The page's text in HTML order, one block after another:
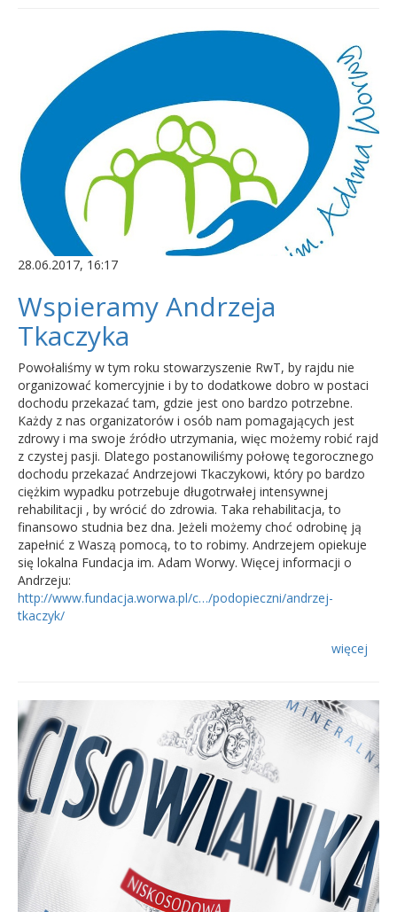
28.06.2017, 16:17
Wspieramy Andrzeja
Tkaczyka
Powołaliśmy w tym roku stowarzyszenie RwT, by rajdu nie
organizować komercyjnie i by to dodatkowe dobro w postaci
dochodu przekazać tam, gdzie jest ono bardzo potrzebne.
Każdy z nas organizatorów i osób nam pomagających jest
zdrowy i ma swoje źródło utrzymania, więc możemy robić rajd
z czystej pasji. Dlatego postanowiliśmy połowę tegorocznego
dochodu przekazać Andrzejowi Tkaczykowi, który po bardzo
ciężkim wypadku potrzebuje długotrwałej intensywnej
rehabilitacji , by wrócić do zdrowia. Taka rehabilitacja, to
finansowo studnia bez dna. Jeżeli możemy choć odrobinę ją
zapełnić z Waszą pomocą, to to robimy. Andrzejem opiekuje
się lokalna Fundacja im. Adam Worwy. Więcej informacji o
Andrzeju:
http://www.fundacja.worwa.pl/c…/podopieczni/andrzej-
tkaczyk/
więcej